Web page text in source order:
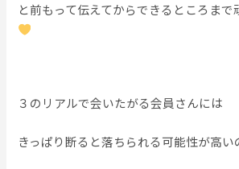
と前もって伝えてからできるところまで
３のリアルで会いたがる会員さんには
きっぱり断ると落ちられる可能性が高い